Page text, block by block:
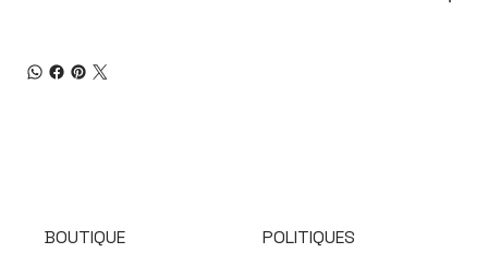
BOUTIQUE POLITIQUES